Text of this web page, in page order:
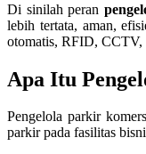
Di sinilah peran
lebih tertata, aman,
otomatis, RFID, CCTV,
Apa Itu
Pengelola parkir
parkir pada fasilitas